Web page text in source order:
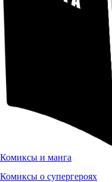
Комиксы и манга
Комиксы о супергероях